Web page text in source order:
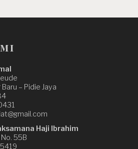
– Pidie Jaya
Haji Ibrahim
55B